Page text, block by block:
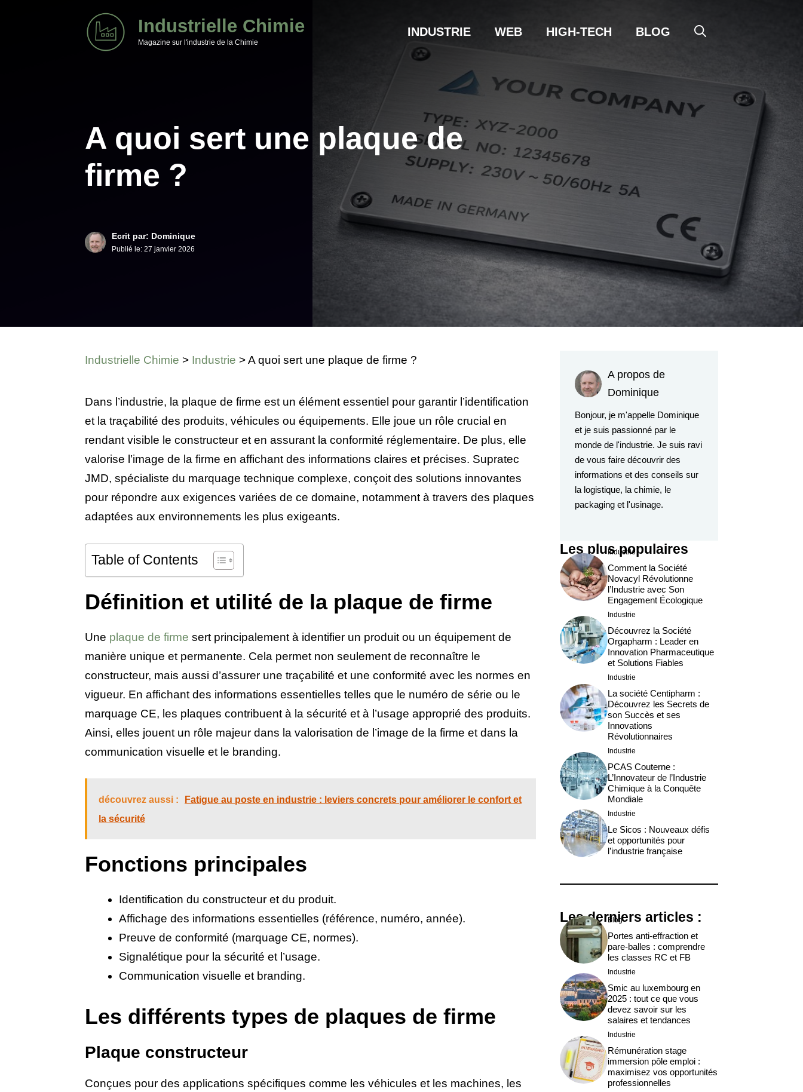
Industrielle Chimie
Magazine sur l'industrie de la Chimie
INDUSTRIE WEB HIGH-TECH BLOG
A quoi sert une plaque de
firme ?
Ecrit par: Dominique
Publié le: 27 janvier 2026
Industrielle Chimie > Industrie >A quoi sert une plaque de firme ?
Dans l’industrie, la plaque de firme est un élément essentiel pour garantir l’identification
et la traçabilité des produits, véhicules ou équipements. Elle joue un rôle crucial en
rendant visible le constructeur et en assurant la conformité réglementaire. De plus, elle
valorise l’image de la firme en affichant des informations claires et précises. Supratec
JMD, spécialiste du marquage technique complexe, conçoit des solutions innovantes
pour répondre aux exigences variées de ce domaine, notamment à travers des plaques
adaptées aux environnements les plus exigeants.
Table of Contents
Définition et utilité de la plaque de firme
Une plaque de firme sert principalement à identifier un produit ou un équipement de
manière unique et permanente. Cela permet non seulement de reconnaître le
constructeur, mais aussi d’assurer une traçabilité et une conformité avec les normes en
vigueur. En affichant des informations essentielles telles que le numéro de série ou le
marquage CE, les plaques contribuent à la sécurité et à l’usage approprié des produits.
Ainsi, elles jouent un rôle majeur dans la valorisation de l’image de la firme et dans la
communication visuelle et le branding.
découvrez aussi :
Fatigue au poste en industrie : leviers concrets pour améliorer le confort et
la sécurité
Fonctions principales
Identification du constructeur et du produit.
Affichage des informations essentielles (référence, numéro, année).
Preuve de conformité (marquage CE, normes).
Signalétique pour la sécurité et l’usage.
Communication visuelle et branding.
Les différents types de plaques de firme
Plaque constructeur
Conçues pour des applications spécifiques comme les véhicules et les machines, les
A propos de
Dominique
Bonjour, je m'appelle Dominique
et je suis passionné par le
monde de l'industrie. Je suis ravi
de vous faire découvrir des
informations et des conseils sur
la logistique, la chimie, le
packaging et l'usinage.
Les plus populaires
Industrie
Comment la Société
Novacyl Révolutionne
l’Industrie avec Son
Engagement Écologique
Industrie
Découvrez la Société
Orgapharm : Leader en
Innovation Pharmaceutique
et Solutions Fiables
Industrie
La société Centipharm :
Découvrez les Secrets de
son Succès et ses
Innovations
Révolutionnaires
Industrie
PCAS Couterne :
L’Innovateur de l’Industrie
Chimique à la Conquête
Mondiale
Industrie
Le Sicos : Nouveaux défis
et opportunités pour
l’industrie française
Les derniers articles :
Blog
Portes anti-effraction et
pare-balles : comprendre
les classes RC et FB
Industrie
Smic au luxembourg en
2025 : tout ce que vous
devez savoir sur les
salaires et tendances
Industrie
Rémunération stage
immersion pôle emploi :
maximisez vos opportunités
professionnelles